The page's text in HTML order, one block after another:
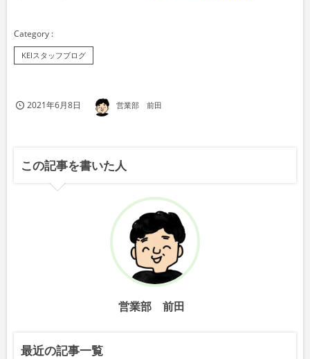
KEIスタッフブログ
2021年6月8日 営業部 前田
この記事を書いた人
営業部 前田
最近の記事一覧